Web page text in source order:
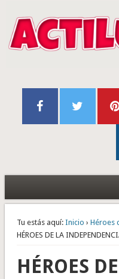
Tu estás aquí: Inicio › Héroes
HÉROES DE LA
HÉROES